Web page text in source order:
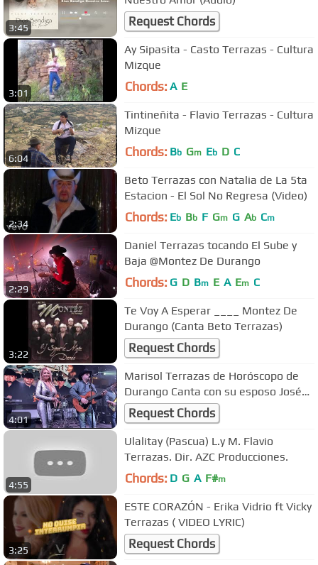
3:45 Request Chords
3:01
Ay Sipasita - Casto Terrazas - Cultura
Mizque
Chords: A E
6:04
Tintineñita - Flavio Terrazas - Cultura
Mizque
Chords: Bb Gm Eb D C
2:34
Beto Terrazas con Natalia de La 5ta
Estacion - El Sol No Regresa (Video)
Chords: Eb Bb F Gm G Ab Cm
2:29
Daniel Terrazas tocando El Sube y
Baja @Montez De Durango
Chords: G D Bm E A Em C
3:22
Te Voy A Esperar ____ Montez De
Durango (Canta Beto Terrazas)
Request Chords
4:01
Marisol Terrazas de Horóscopo de
Durango Canta con su esposo José
Lechuga - Perdóname Olvídalo 2021
Request Chords
4:55
Ulalitay (Pascua) L.y M. Flavio
Terrazas. Dir. AZC Producciones.
Chords: D G A F#m
3:25
ESTE CORAZÓN - Erika Vidrio ft Vicky
Terrazas ( VIDEO LYRIC)
Request Chords